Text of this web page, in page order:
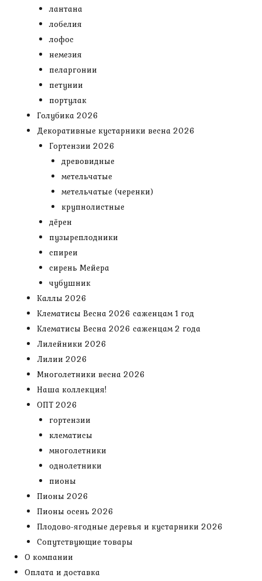
лантана
лобелия
лофос
немезия
пеларгонии
петунии
портулак
Голубика 2026
Декоративные кустарники весна 2026
Гортензии 2026
древовидные
метельчатые
метельчатые (черенки)
крупнолистные
дёрен
пузыреплодники
спиреи
сирень Мейера
чубушник
Каллы 2026
Клематисы Весна 2026 саженцам 1 год
Клематисы Весна 2026 саженцам 2 года
Лилейники 2026
Лилии 2026
Многолетники весна 2026
Наша коллекция!
ОПТ 2026
гортензии
клематисы
многолетники
однолетники
пионы
Пионы 2026
Пионы осень 2026
Плодово-ягодные деревья и кустарники 2026
Сопутствующие товары
О компании
Оплата и доставка